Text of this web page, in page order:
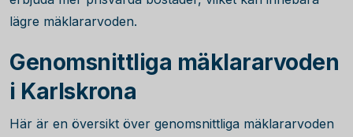
lägre mäklararvoden.
Genomsnittliga mäklararvoden
i Karlskrona
Här är en översikt över genomsnittliga mäklararvoden